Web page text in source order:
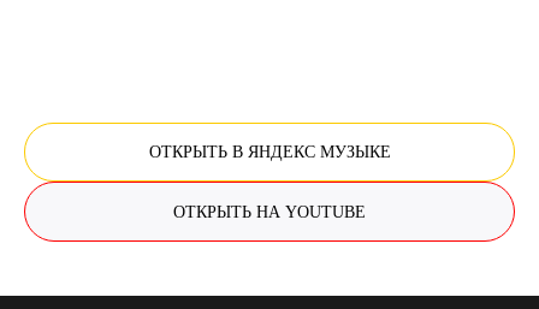
ОТКРЫТЬ В ЯНДЕКС МУЗЫКЕ
ОТКРЫТЬ НА YOUTUBE